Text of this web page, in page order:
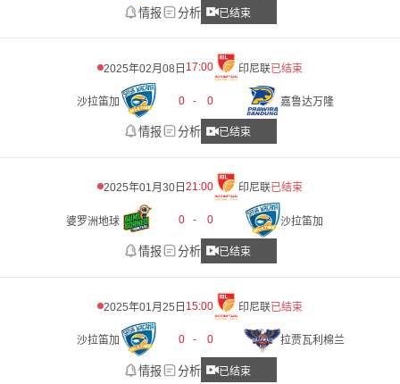
情报 分析 已结束
2025年02月08日 17:00 印尼联已结束
沙拉笛加 0 - 0 嘉鲁达万隆
情报 分析 已结束
2025年01月30日 21:00 印尼联已结束
婆罗洲地球 0 - 0 沙拉笛加
情报 分析 已结束
2025年01月25日 15:00 印尼联已结束
沙拉笛加 0 - 0 拉贾瓦利棉兰
情报 分析 已结束